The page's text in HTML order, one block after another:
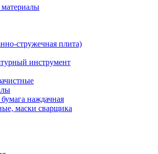
стружечная плита)
инструмент
наждачная
маски сварщика